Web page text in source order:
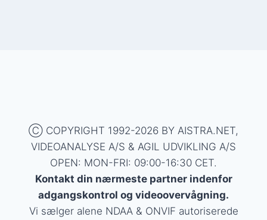
MOBOTIX opnår EU’s første
“CNPP-certificeret” en ny
produktcertificering for
videokameraer
Tandlæge Video (dentalvideo og
educare brancheløsning)
VIDEO A/S indgår samarbejde
med Agil Udvikling A/S
AI & Deep learning dropper
skyen
Blackmagic Design nyheder
Tensorflow-værktøj kan
disponere selv med deep
learning
Ⓒ COPYRIGHT 1992-2026 BY AISTRA.NET,
VIDEOANALYSE A/S & AGIL UDVIKLING A/S
OPEN: MON-FRI: 09:00-16:30 CET.
Kontakt din nærmeste partner indenfor
adgangskontrol og videoovervågning.
Vi sælger alene NDAA & ONVIF autoriserede